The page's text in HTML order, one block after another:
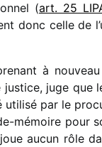
(art. 25
donc celle de
à
justice, juge que
utilisé par le
mémoire pour
aucun rôle